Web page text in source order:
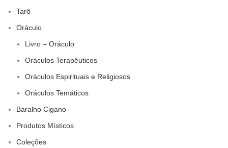
Tarô
Oráculo
Livro – Oráculo
Oráculos Terapêuticos
Oráculos Espirituais e Religiosos
Oráculos Temáticos
Baralho Cigano
Produtos Místicos
Coleções